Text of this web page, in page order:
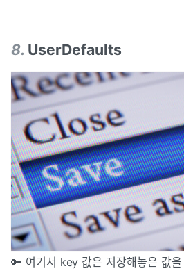
8. UserDefaults
🔑 여기서 key 값은 저장해놓은 값